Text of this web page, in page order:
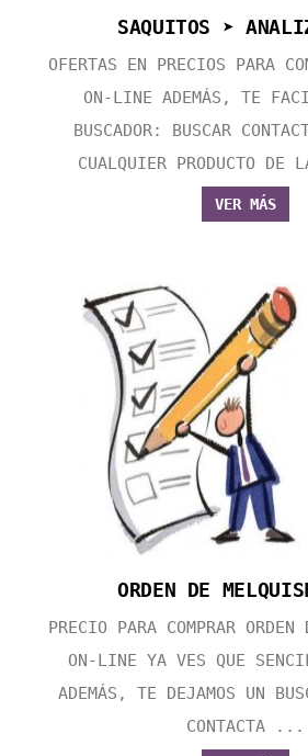
SAQUITOS ➤
OFERTAS EN PRECIOS PARA
ON-LINE ADEMÁS, TE
BUSCADOR: BUSCAR
CUALQUIER PRODUCTO
VER MÁS
ORDEN DE
PRECIO PARA COMPRAR ORDEN
ON-LINE YA VES QUE
ADEMÁS, TE DEJAMOS UN
CONTACTA ...